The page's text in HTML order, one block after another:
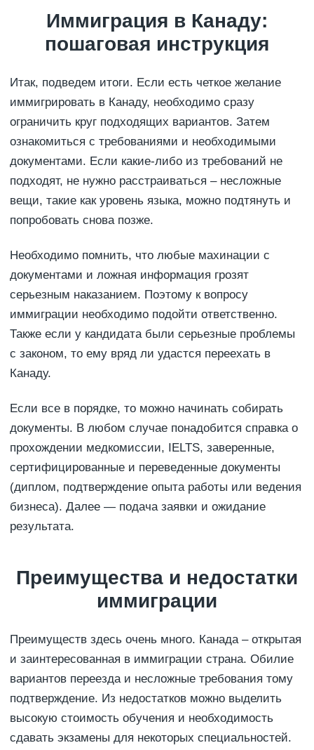
Иммиграция в Канаду:
пошаговая инструкция
Итак, подведем итоги. Если есть четкое желание
иммигрировать в Канаду, необходимо сразу
ограничить круг подходящих вариантов. Затем
ознакомиться с требованиями и необходимыми
документами. Если какие-либо из требований не
подходят, не нужно расстраиваться – несложные
вещи, такие как уровень языка, можно подтянуть и
попробовать снова позже.
Необходимо помнить, что любые махинации с
документами и ложная информация грозят
серьезным наказанием. Поэтому к вопросу
иммиграции необходимо подойти ответственно.
Также если у кандидата были серьезные проблемы
с законом, то ему вряд ли удастся переехать в
Канаду.
Если все в порядке, то можно начинать собирать
документы. В любом случае понадобится справка о
прохождении медкомиссии, IELTS, заверенные,
сертифицированные и переведенные документы
(диплом, подтверждение опыта работы или ведения
бизнеса). Далее — подача заявки и ожидание
результата.
Преимущества и недостатки
иммиграции
Преимуществ здесь очень много. Канада – открытая
и заинтересованная в иммиграции страна. Обилие
вариантов переезда и несложные требования тому
подтверждение. Из недостатков можно выделить
высокую стоимость обучения и необходимость
сдавать экзамены для некоторых специальностей.